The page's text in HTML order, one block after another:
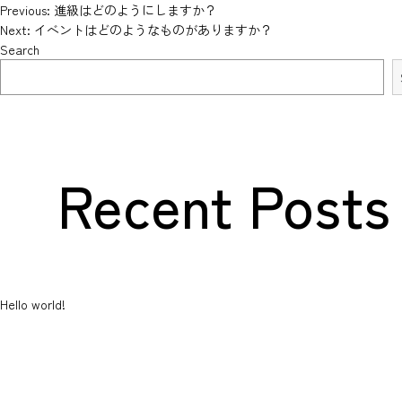
●福井教室
●三国教室
●金沢教室
●白山教室
●NEWS
●英会話 お問い合わせ
Post
Previous: 進級はどのようにしますか？
Next: イベントはどのようなものがありますか？
Search
Recent Posts
Hello world!